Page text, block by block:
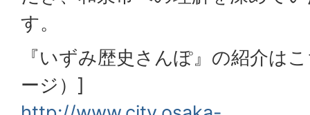
す。
『いずみ歴史さんぽ』の紹介は
ージ）]